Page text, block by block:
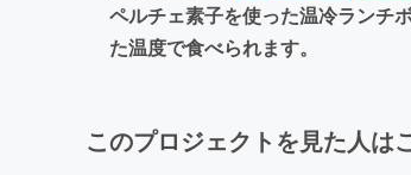
ペルチェ素子を使った温冷ランチ
た温度で食べられます。
このプロジェクトを見た人は